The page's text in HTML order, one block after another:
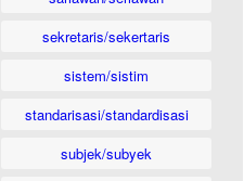
sekretaris/sekertaris
sistem/sistim
standarisasi/standardisasi
subjek/subyek